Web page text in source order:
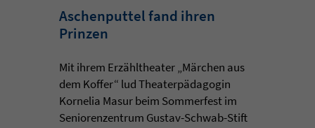
Aschenputtel fand ihren
Prinzen
Mit ihrem Erzähltheater „Märchen aus
dem Koffer“ lud Theaterpädagogin
Kornelia Masur beim Sommerfest im
Seniorenzentrum Gustav-Schwab-Stift